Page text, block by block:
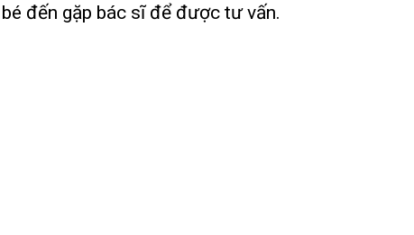
đến gặp bác sĩ để được tư vấn.